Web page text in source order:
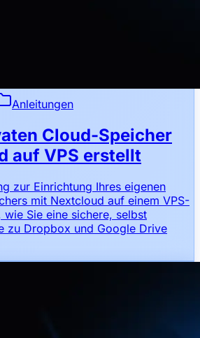
Anleitungen
Cloud-Speicher
auf VPS erstellt
zur Einrichtung Ihres eigenen
mit Nextcloud auf einem VPS-
wie Sie eine sichere, selbst
zu Dropbox und Google Drive